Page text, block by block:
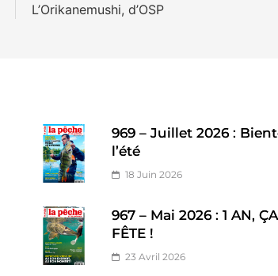
L’Orikanemushi, d’OSP
969 – Juillet 2026 :
l’été
18 Juin 2026
967 – Mai 2026 : 1 AN,
FÊTE !
23 Avril 2026